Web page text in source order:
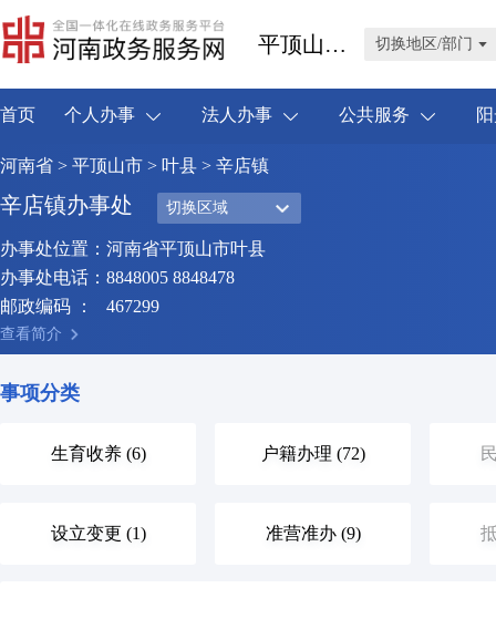
平顶山市叶县 切换地区/部门
首页 个人办事 法人办事 公共服务
河南省 > 平顶山市 > 叶县 > 辛店镇
辛店镇办事处 切换区域
办事处位置： 河南省平顶山市叶县
办事处电话： 8848005 8848478
邮政编码 ：
467299
查看简介
事项分类
生育收养 (6) 户籍办理 (72)
设立变更 (1) 准营准办 (9)